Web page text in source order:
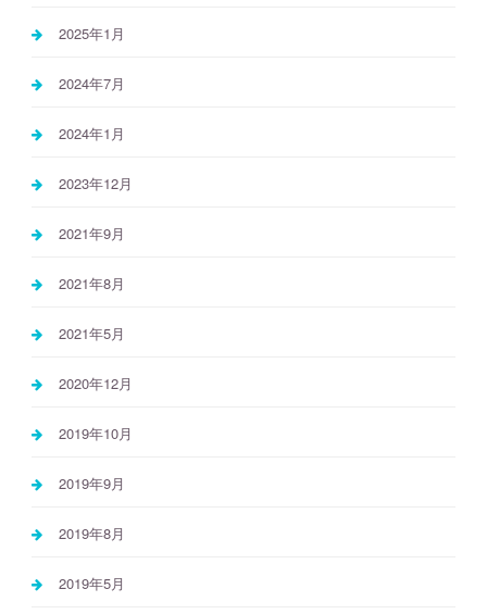
2025年1月
2024年7月
2024年1月
2023年12月
2021年9月
2021年8月
2021年5月
2020年12月
2019年10月
2019年9月
2019年8月
2019年5月